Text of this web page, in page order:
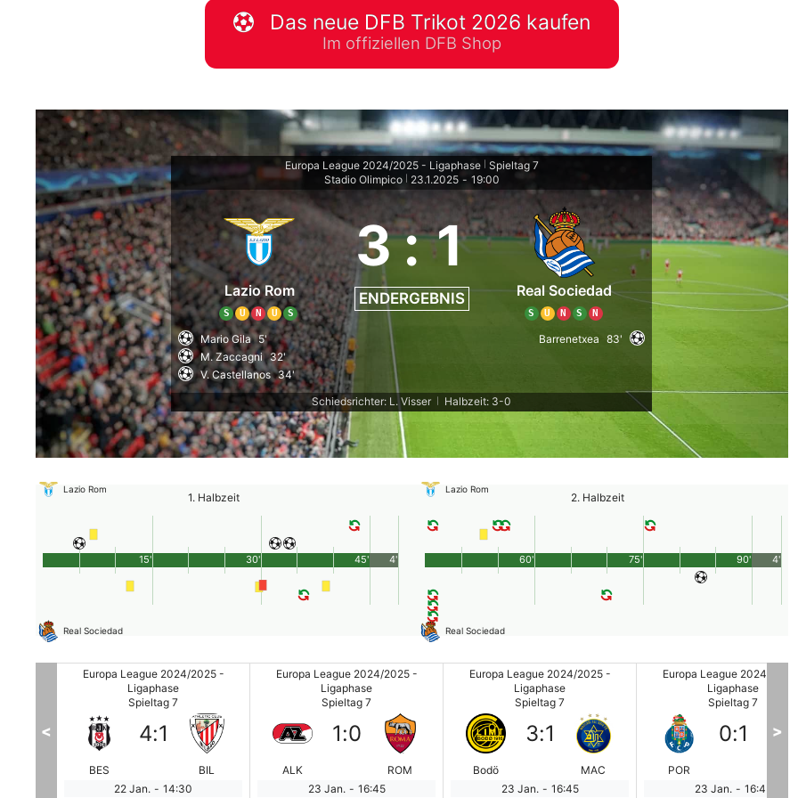
WM 2026 Spielplan Excel – kostenlos
downloaden & automatisch ausfüllen
Das neue DFB Trikot 2026 kaufen
Im offiziellen DFB Shop
Europa League 2024/2025 - Ligaphase
Spieltag 7
Stadio Olimpico
23.1.2025 - 19:00
Lazio Rom
S U N U S
3: 1
ENDERGEBNIS Real Sociedad
S U N S N
Mario Gila 5'
M. Zaccagni
32'
V. Castellanos 34'
Barrenetxea 83'
Schiedsrichter: L. Visser Halbzeit: 3-0
Lazio Rom
1. Halbzeit
Real Sociedad
45'
15' 30' 4'
Lazio Rom
2. Halbzeit
Real Sociedad
90'
60' 75' 4'
Europa League 2024/2025 -
Ligaphase
Spieltag 7
BES
4:1
BIL
22 Jan. - 14:30
Europa League 2024/2025 -
Ligaphase
Spieltag 7
ALK
1:0
ROM
23 Jan. - 16:45
Europa League 2024/2025 -
Ligaphase
Spieltag 7
Bodö
3:1
MAC
23 Jan. - 16:45
Europa League 2024/2025 -
Ligaphase
Spieltag 7
POR
0:1
23 Jan. - 16:45
< >